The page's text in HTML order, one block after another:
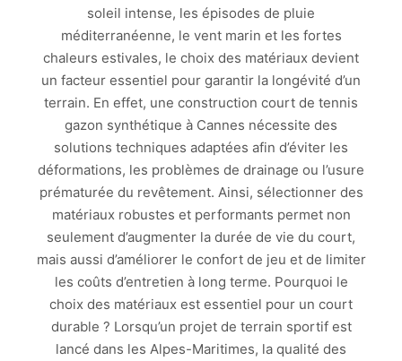
soleil intense, les épisodes de pluie
méditerranéenne, le vent marin et les fortes
chaleurs estivales, le choix des matériaux devient
un facteur essentiel pour garantir la longévité d’un
terrain. En effet, une construction court de tennis
gazon synthétique à Cannes nécessite des
solutions techniques adaptées afin d’éviter les
déformations, les problèmes de drainage ou l’usure
prématurée du revêtement. Ainsi, sélectionner des
matériaux robustes et performants permet non
seulement d’augmenter la durée de vie du court,
mais aussi d’améliorer le confort de jeu et de limiter
les coûts d’entretien à long terme. Pourquoi le
choix des matériaux est essentiel pour un court
durable ? Lorsqu’un projet de terrain sportif est
lancé dans les Alpes-Maritimes, la qualité des